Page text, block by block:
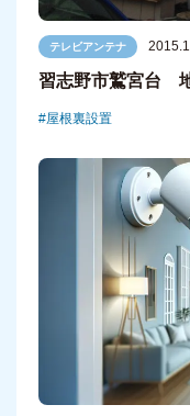
テレビアンテナ
習志野市鷲宮台
屋根裏設置